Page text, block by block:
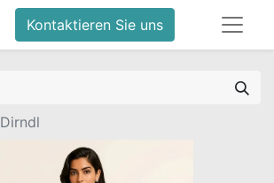
Kontaktieren Sie uns
Dirndl